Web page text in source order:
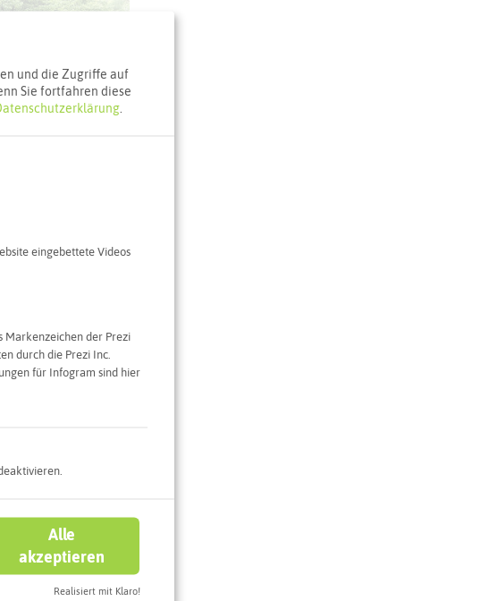
und die Zugriffe auf
Sie fortfahren diese
.
eingebettete Videos
der Prezi
durch die Prezi Inc.
für Infogram sind hier
Alle
akzeptieren
Realisiert mit Klaro!